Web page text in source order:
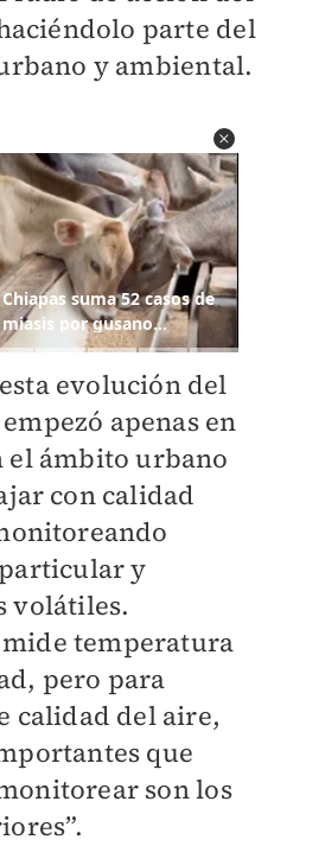
parte del
y ambiental.
evolución del
apenas en
el ámbito urbano
con calidad
y
volátiles.
temperatura
pero para
calidad del aire,
que
son los